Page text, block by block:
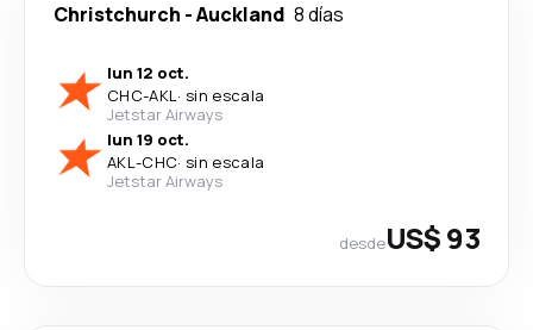
Christchurch -Auckland 8 días
lun 12 oct.
CHC-AKL· sin escala
Jetstar Airways
lun 19 oct.
AKL-CHC· sin escala
Jetstar Airways
desdeUS$ 93